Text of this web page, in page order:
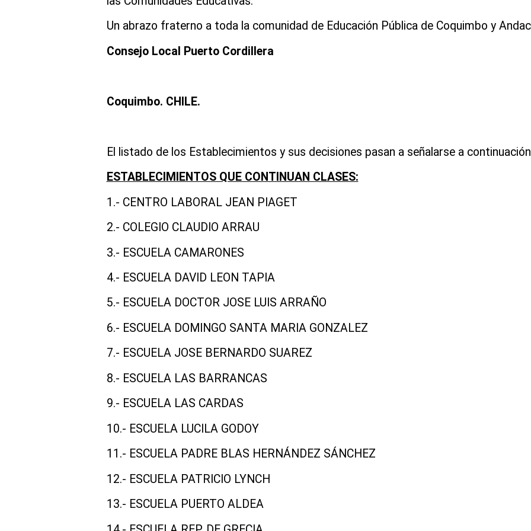
Un abrazo fraterno a toda la comunidad de Educación Pública de Coquimbo y
Consejo Local Puerto Cordillera
Coquimbo. CHILE.
El listado de los Establecimientos y sus decisiones pasan a señalarse a
ESTABLECIMIENTOS QUE CONTINUAN CLASES:
1.- CENTRO LABORAL JEAN PIAGET
2.- COLEGIO CLAUDIO ARRAU
3.- ESCUELA CAMARONES
4.- ESCUELA DAVID LEON TAPIA
5.- ESCUELA DOCTOR JOSE LUIS ARRAÑO
6.- ESCUELA DOMINGO SANTA MARIA GONZALEZ
7.- ESCUELA JOSE BERNARDO SUAREZ
8.- ESCUELA LAS BARRANCAS
9.- ESCUELA LAS CARDAS
10.- ESCUELA LUCILA GODOY
11.- ESCUELA PADRE BLAS HERNÁNDEZ SÁNCHEZ
12.- ESCUELA PATRICIO LYNCH
13.- ESCUELA PUERTO ALDEA